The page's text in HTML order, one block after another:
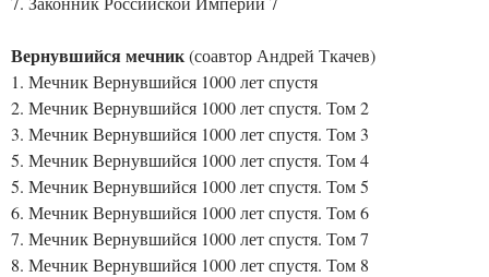
Вернувшийся мечник(соавтор Андрей Ткачев)
1. Мечник Вернувшийся 1000 лет спустя
2. Мечник Вернувшийся 1000 лет спустя. Том 2
3. Мечник Вернувшийся 1000 лет спустя. Том 3
5. Мечник Вернувшийся 1000 лет спустя. Том 4
5. Мечник Вернувшийся 1000 лет спустя. Том 5
6. Мечник Вернувшийся 1000 лет спустя. Том 6
7. Мечник Вернувшийся 1000 лет спустя. Том 7
8. Мечник Вернувшийся 1000 лет спустя. Том 8